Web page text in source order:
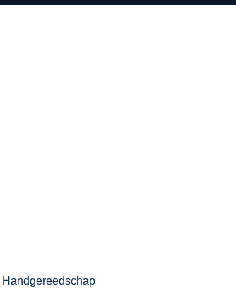
Handgereedschap